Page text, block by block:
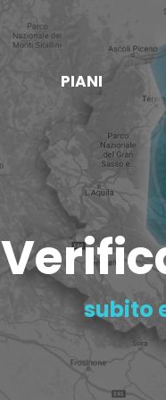
PIANI
subito